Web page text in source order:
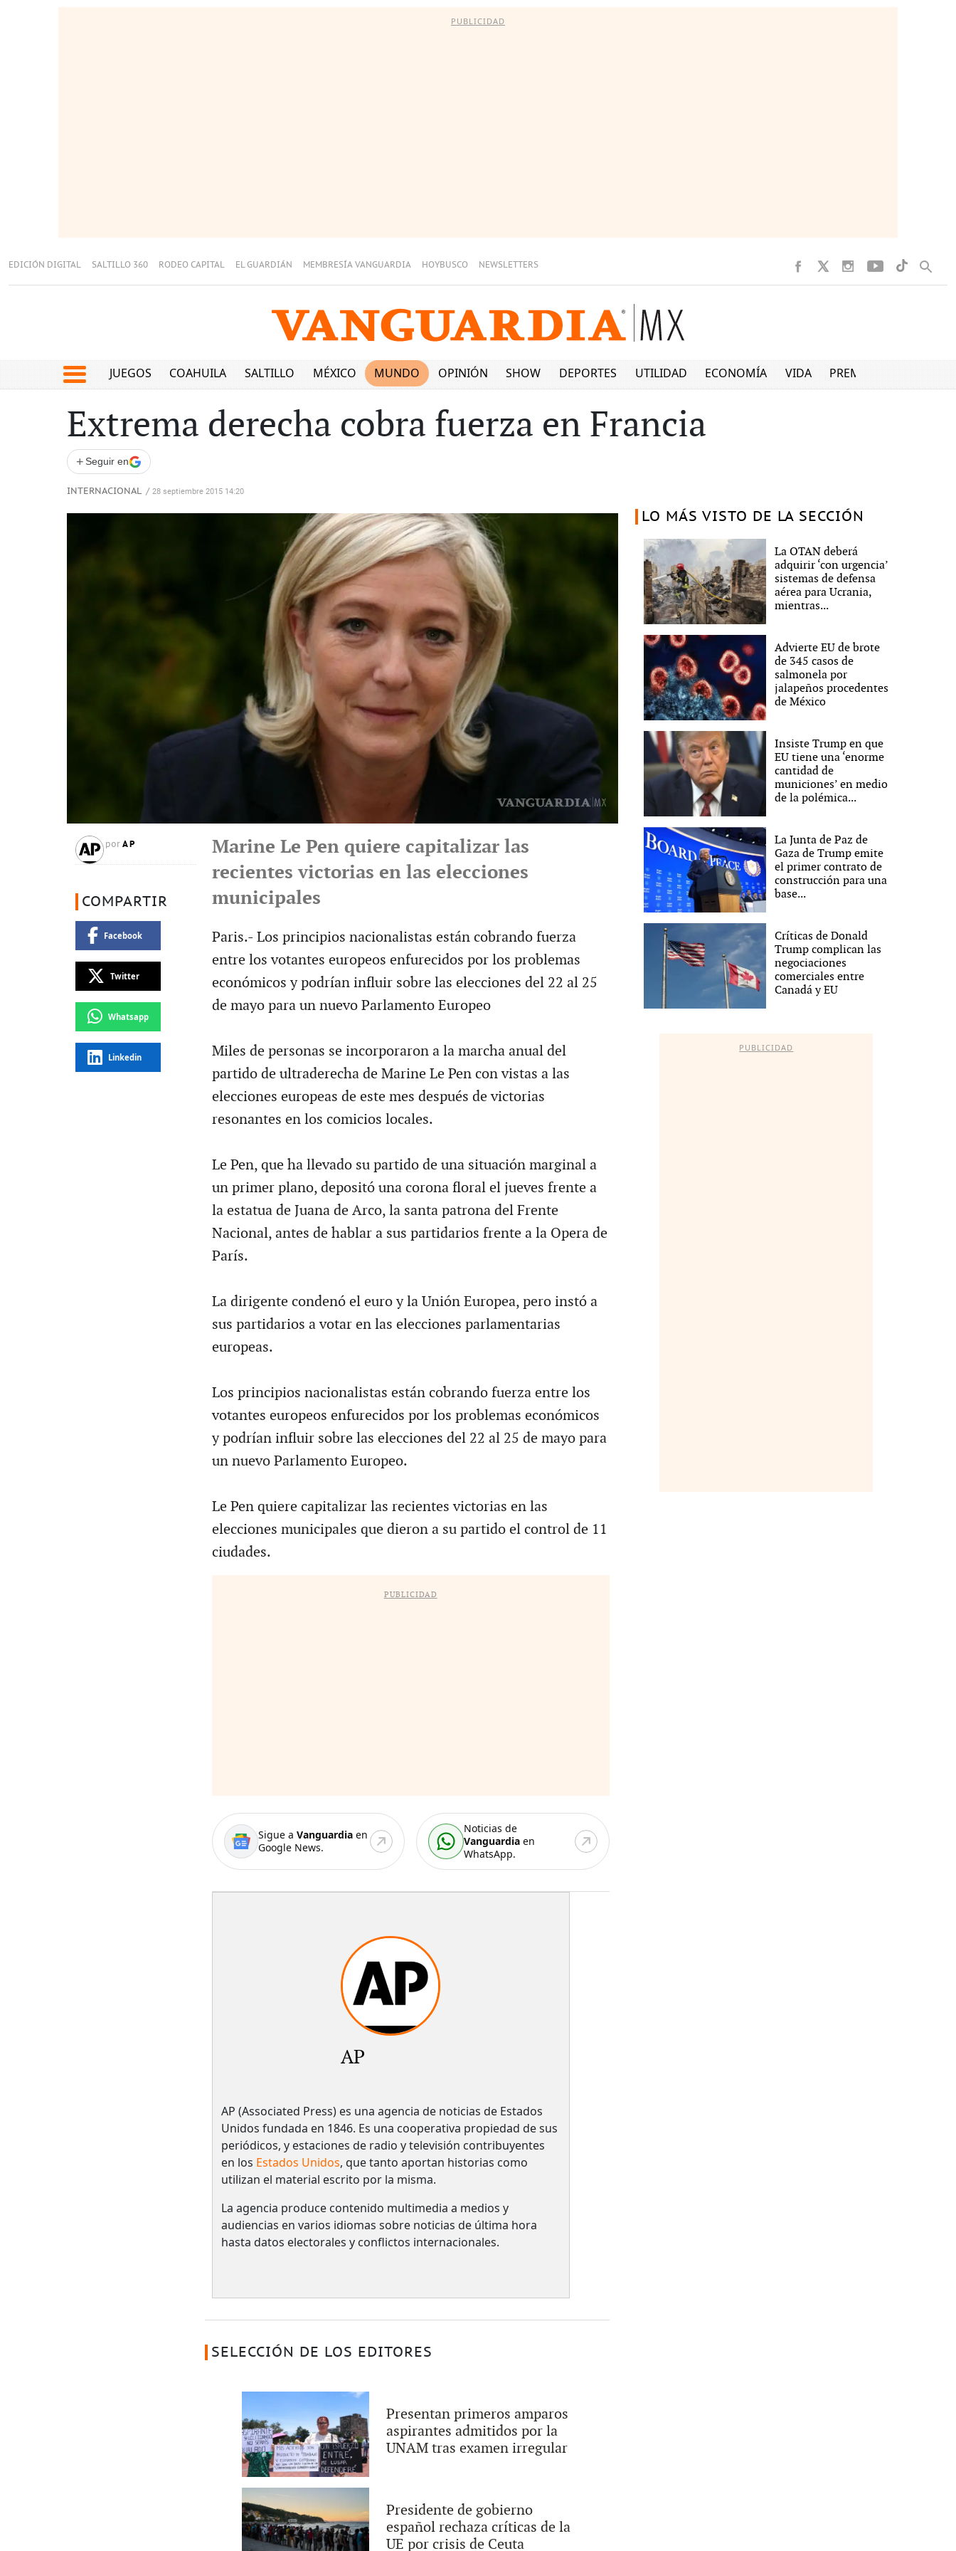
PUBLICIDAD
EDICIÓN DIGITAL SALTILLO 360 RODEO CAPITAL EL GUARDIÁN MEMBRESÍA VANGUARDIA HOYBUSCO NEWSLETTERS
JUEGOS COAHUILA SALTILLO MÉXICO MUNDO OPINIÓN SHOW DEPORTES UTILIDAD ECONOMÍA VIDA PREMIUM
Extrema derecha cobra fuerza en Francia
+ Seguir en
INTERNACIONAL / 28 septiembre 2015 14:20
por AP
COMPARTIR
Facebook
Twitter
Whatsapp
Linkedin
Marine Le Pen quiere capitalizar las
recientes victorias en las elecciones
municipales
Paris.- Los principios nacionalistas están cobrando fuerza
entre los votantes europeos enfurecidos por los problemas
económicos y podrían influir sobre las elecciones del 22 al 25
de mayo para un nuevo Parlamento Europeo
Miles de personas se incorporaron a la marcha anual del
partido de ultraderecha de Marine Le Pen con vistas a las
elecciones europeas de este mes después de victorias
resonantes en los comicios locales.
Le Pen, que ha llevado su partido de una situación marginal a
un primer plano, depositó una corona floral el jueves frente a
la estatua de Juana de Arco, la santa patrona del Frente
Nacional, antes de hablar a sus partidarios frente a la Opera de
París.
La dirigente condenó el euro y la Unión Europea, pero instó a
sus partidarios a votar en las elecciones parlamentarias
europeas.
Los principios nacionalistas están cobrando fuerza entre los
votantes europeos enfurecidos por los problemas económicos
y podrían influir sobre las elecciones del 22 al 25 de mayo para
un nuevo Parlamento Europeo.
Le Pen quiere capitalizar las recientes victorias en las
elecciones municipales que dieron a su partido el control de 11
ciudades.
PUBLICIDAD
Sigue a Vanguardiaen
Google News.
Noticias de
Vanguardia en
WhatsApp.
AP
AP (Associated Press) es una agencia de noticias de Estados
Unidos fundada en 1846. Es una cooperativa propiedad de sus
periódicos, y estaciones de radio y televisión contribuyentes
en los Estados Unidos, que tanto aportan historias como
utilizan el material escrito por la misma.
La agencia produce contenido multimedia a medios y
audiencias en varios idiomas sobre noticias de última hora
hasta datos electorales y conflictos internacionales.
SELECCIÓN DE LOS EDITORES
Presentan primeros amparos
aspirantes admitidos por la
UNAM tras examen irregular
Presidente de gobierno
español rechaza críticas de la
UE por crisis de Ceuta
LO MÁS VISTO DE LA SECCIÓN
La OTAN deberá
adquirir ‘con urgencia’
sistemas de defensa
aérea para Ucrania,
mientras...
Advierte EU de brote
de 345 casos de
salmonela por
jalapeños procedentes
de México
Insiste Trump en que
EU tiene una ‘enorme
cantidad de
municiones’ en medio
de la polémica...
La Junta de Paz de
Gaza de Trump emite
el primer contrato de
construcción para una
base...
Críticas de Donald
Trump complican las
negociaciones
comerciales entre
Canadá y EU
PUBLICIDAD